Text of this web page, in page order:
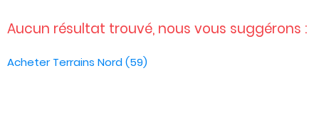
Aucun résultat trouvé, nous vous suggérons :
Acheter Terrains Nord (59)